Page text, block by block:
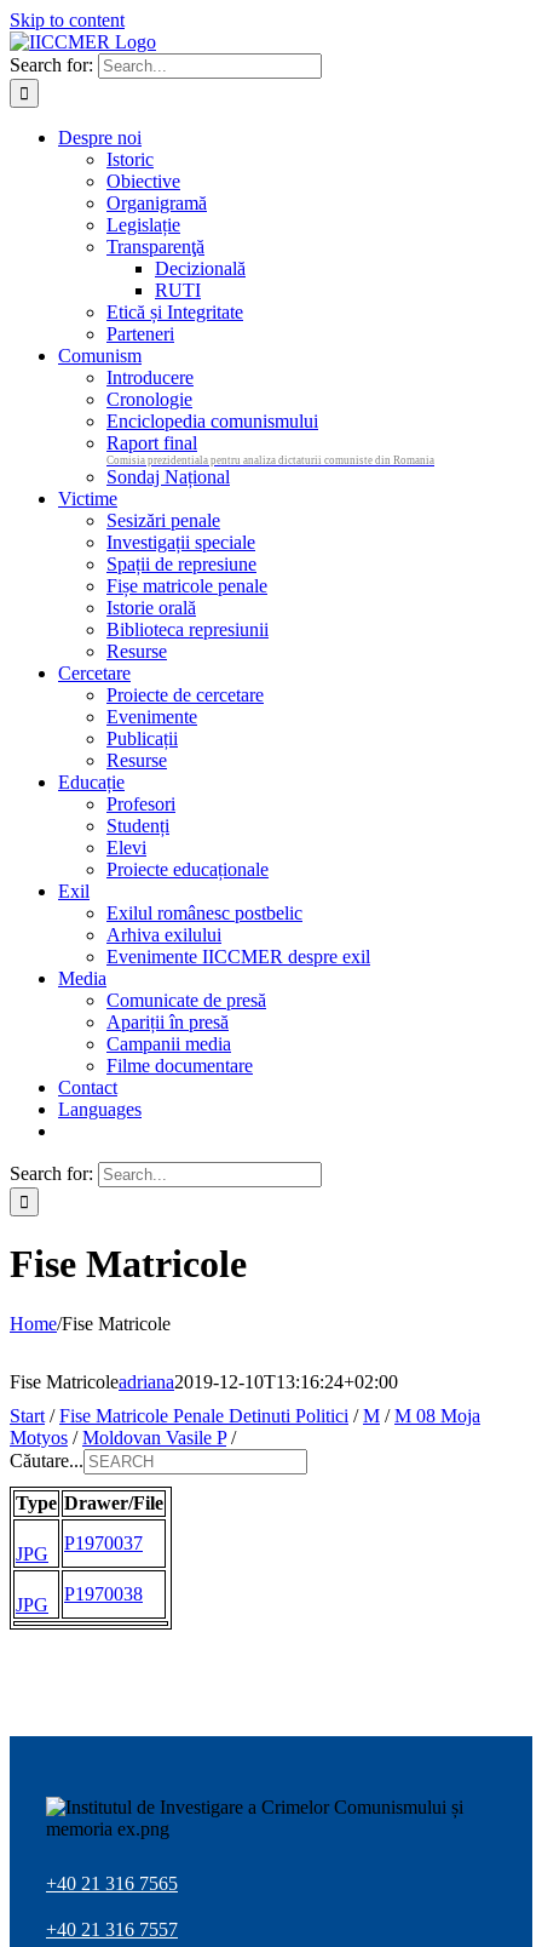
Skip to content
Search for:
Despre noi
Istoric
Obiective
Organigramă
Legislație
Transparenţă
Decizională
RUTI
Etică și Integritate
Parteneri
Comunism
Introducere
Cronologie
Enciclopedia comunismului
Raport final
Comisia prezidentiala pentru analiza dictaturii comuniste din Romania
Sondaj Național
Victime
Sesizări penale
Investigații speciale
Spații de represiune
Fișe matricole penale
Istorie orală
Biblioteca represiunii
Resurse
Cercetare
Proiecte de cercetare
Evenimente
Publicații
Resurse
Educație
Profesori
Studenți
Elevi
Proiecte educaționale
Exil
Exilul românesc postbelic
Arhiva exilului
Evenimente IICCMER despre exil
Media
Comunicate de presă
Apariții în presă
Campanii media
Filme documentare
Contact
Languages
Search for:
Fise Matricole
Home/Fise Matricole
Fise Matricoleadriana2019-12-10T13:16:24+02:00
Start /Fise Matricole Penale Detinuti Politici /M /M 08 Moja
Motyos /Moldovan Vasile P/
Căutare...
Type Drawer/File
JPG
P1970037
JPG
P1970038
+40 21 316 7565
+40 21 316 7557